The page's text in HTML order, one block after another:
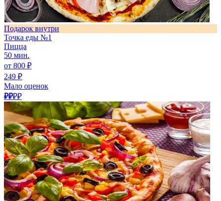
Подарок внутри
Точка еды №1
Пицца
50 мин.
от 800 ₽
249 ₽
Мало оценок
₽₽₽₽